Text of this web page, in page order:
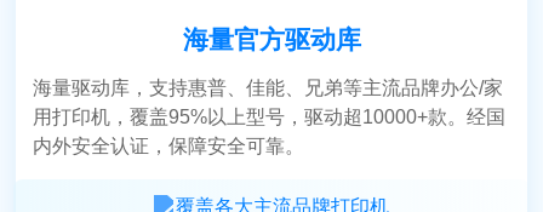
海量官方驱动库
海量驱动库，支持惠普、佳能、兄弟等主流品牌办公/家
用打印机，覆盖95%以上型号，驱动超10000+款。经国
内外安全认证，保障安全可靠。
覆盖各大主流品牌打印机
通过这个完善的驱动库，我可以轻松管理所有打印